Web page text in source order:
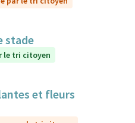
stade
le tri citoyen
et fleurs